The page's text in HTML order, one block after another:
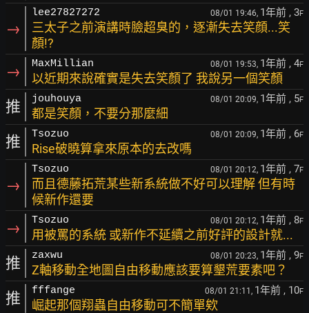
→
lee27827272 08/01 19:46, 1年前 , 3F
三太子之前演講時臉超臭的，逐漸失去笑顔...笑
顏!?
→ MaxMillian 08/01 19:53, 1年前 , 4F
以近期來說確實是失去笑顏了 我說另一個笑顏
推 jouhouya 08/01 20:09, 1年前 , 5F
都是笑顏，不要分那麼細
推 Tsozuo 08/01 20:09, 1年前 , 6F
Rise破曉算拿來原本的去改嗎
→
Tsozuo 08/01 20:12, 1年前 , 7F
而且德藤拓荒某些新系統做不好可以理解 但有時
候新作還要
→ Tsozuo 08/01 20:12, 1年前 , 8F
用被罵的系統 或新作不延續之前好評的設計就...
推 zaxwu 08/01 20:23, 1年前 , 9F
Z軸移動全地圖自由移動應該要算墾荒要素吧？
推 fffange 08/01 21:11, 1年前 , 10F
崛起那個翔蟲自由移動可不簡單欸